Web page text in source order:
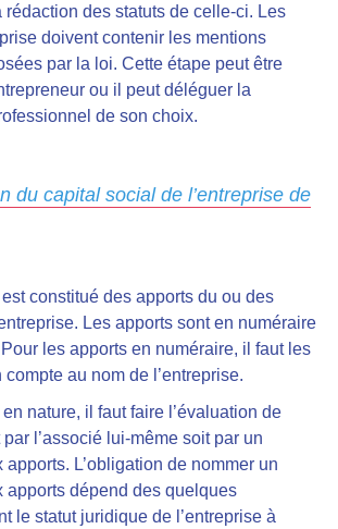
rédaction des statuts de celle-ci. Les
doivent contenir les mentions
par la loi. Cette étape peut être
ou il peut déléguer la
de son choix.
du capital social de l’entreprise de
constitué des apports du ou des
. Les apports sont en numéraire
les apports en numéraire, il faut les
au nom de l’entreprise.
nature, il faut faire l’évaluation de
l’associé lui-même soit par un
L’obligation de nommer un
apports dépend des quelques
le statut juridique de l’entreprise à